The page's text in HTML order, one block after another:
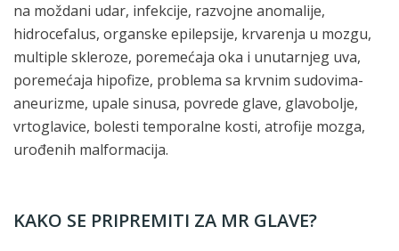
na moždani udar, infekcije, razvojne anomalije,
hidrocefalus, organske epilepsije, krvarenja u mozgu,
multiple skleroze, poremećaja oka i unutarnjeg uva,
poremećaja hipofize, problema sa krvnim sudovima-
aneurizme, upale sinusa, povrede glave, glavobolje,
vrtoglavice, bolesti temporalne kosti, atrofije mozga,
urođenih malformacija.
KAKO SE PRIPREMITI ZA MR GLAVE?